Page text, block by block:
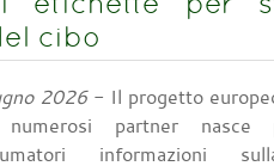
cibo
2026- Il progetto
numerosi partner
informazioni